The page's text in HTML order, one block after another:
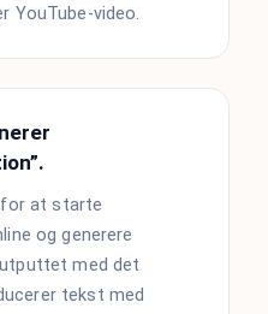
YouTube-video.
for at starte
og generere
med det
tekst med